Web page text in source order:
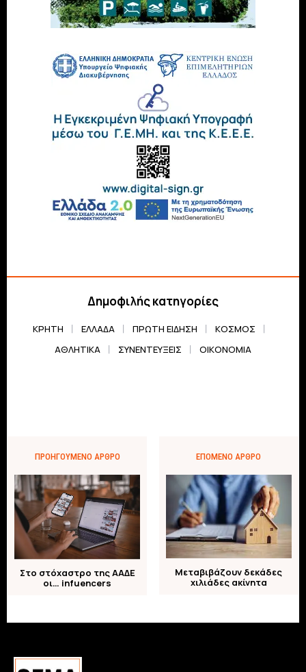
Δημοφιλής κατηγορίες
ΚΡΗΤΗ ΕΛΛΆΔΑ ΠΡΏΤΗ ΕΊΔΗΣΗ
ΚΌΣΜΟΣ
ΑΘΛΗΤΙΚΆ
ΣΥΝΕΝΤΕΎΞΕΙΣ ΟΙΚΟΝΟΜΊΑ
ΠΡΟΗΓΟΎΜΕΝΟ ΆΡΘΡΟ
Στο στόχαστρο της ΑΑΔΕ
οι… infuencers
ΕΠΌΜΕΝΟ ΆΡΘΡΟ
Μεταβιβάζουν δεκάδες
χιλιάδες ακίνητα